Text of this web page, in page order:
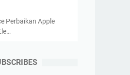
Perbaikan Apple